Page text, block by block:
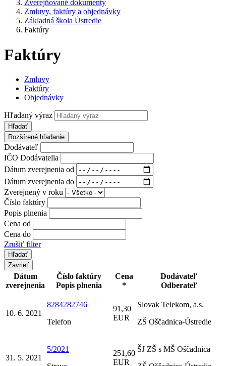
Zverejňované dokumenty
Zmluvy, faktúry a objednávky
Základná škola Ústredie
Faktúry
Faktúry
Zmluvy
Faktúry
Objednávky
Hľadaný výraz
Hľadať
Rozšírené hľadanie
Dodávateľ
IČO Dodávatelia
Dátum zverejnenia od
Dátum zverejnenia do
Zverejnený v roku
Číslo faktúry
Popis plnenia
Cena od
Cena do
Zrušiť filter
Zavrieť
Dátum
zverejnenia
Číslo faktúry
Popis plnenia
Cena
*
Dodávateľ
Odberateľ
10. 6. 2021
8284282746
Telefon
91,30
EUR
Slovak Telekom, a.s.
ZŠ Oščadnica-Ústredie
31. 5. 2021
5/2021
251,60
EUR
ŠJ ZŠ s MŠ Oščadnica